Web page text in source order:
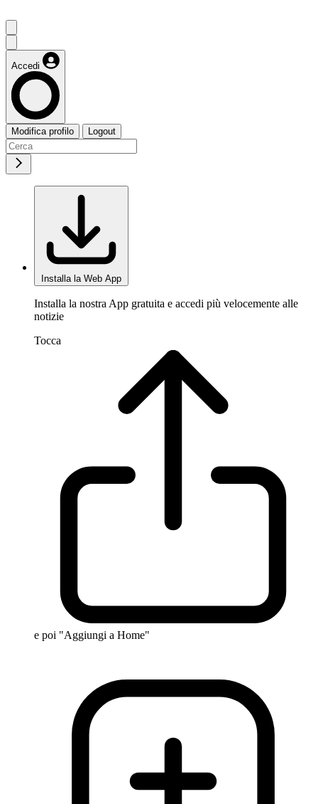
Accedi
Modifica profilo Logout
Installa la Web App
Installa la nostra App gratuita e accedi più velocemente alle
notizie
Tocca
e poi "Aggiungi a Home"